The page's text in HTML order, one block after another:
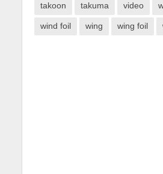
takoon takuma video
wind foil wing wing foil